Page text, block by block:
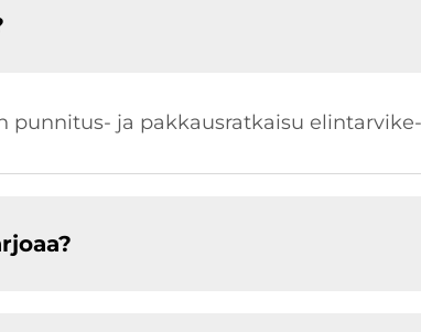
ja pakkausratkaisu